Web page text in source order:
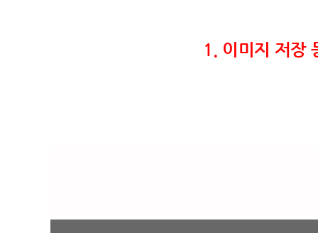
1. 이미지 저장